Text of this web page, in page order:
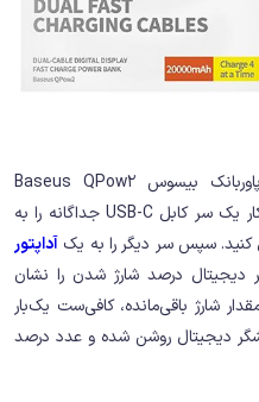
پیش از استفاده‌ی اول، بهتر است پاوربانک بیسوس Baseus QPow2
20000mAh را کامل شارژ کنید. برای این کار یک سر کابل USB-C جداگانه را به
آداپتور
دیجیتال درصد شارژ شدن را نشان
شارژ باقی‌مانده، کافی‌ست یک‌بار
دیجیتال روشن شده و عدد درصد